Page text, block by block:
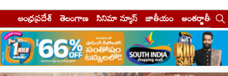
ఆంధ్రప్రదేశ్ తెలంగాణ సినిమా న్యూస్ జాతీయం అంతర్జాతీయం